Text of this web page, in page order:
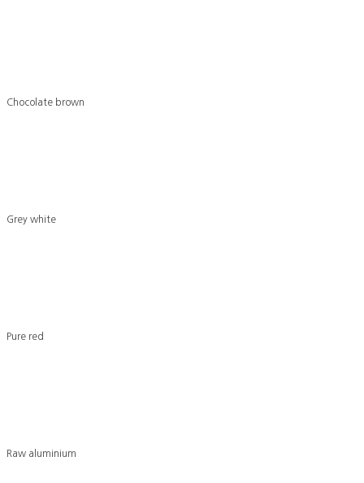
Chocolate brown
Grey white
Pure red
Raw aluminium